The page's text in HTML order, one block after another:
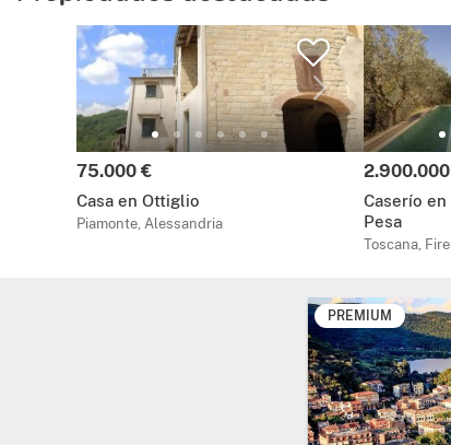
Precio:
75.000 €
Casa en Ottiglio
Piamonte, Alessandria
Precio:
Caserío en
Pesa
Toscana,
PREMIUM